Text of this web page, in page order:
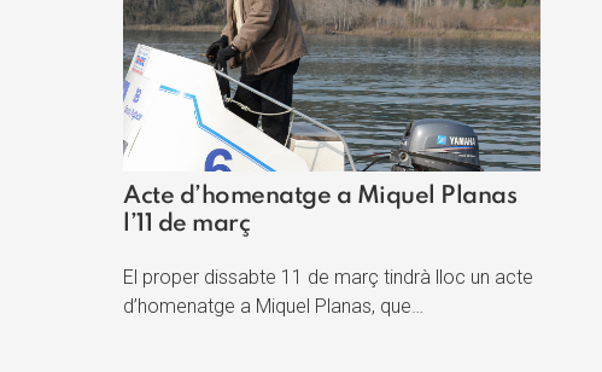
Acte d’homenatge a Miquel Planas
l’11 de març
El proper dissabte 11 de març tindrà lloc un acte
d’homenatge a Miquel Planas, que…